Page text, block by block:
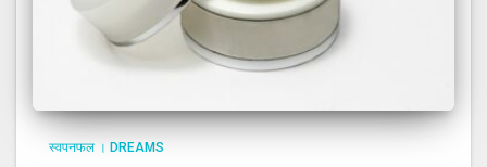
स्वपनफल । DREAMS